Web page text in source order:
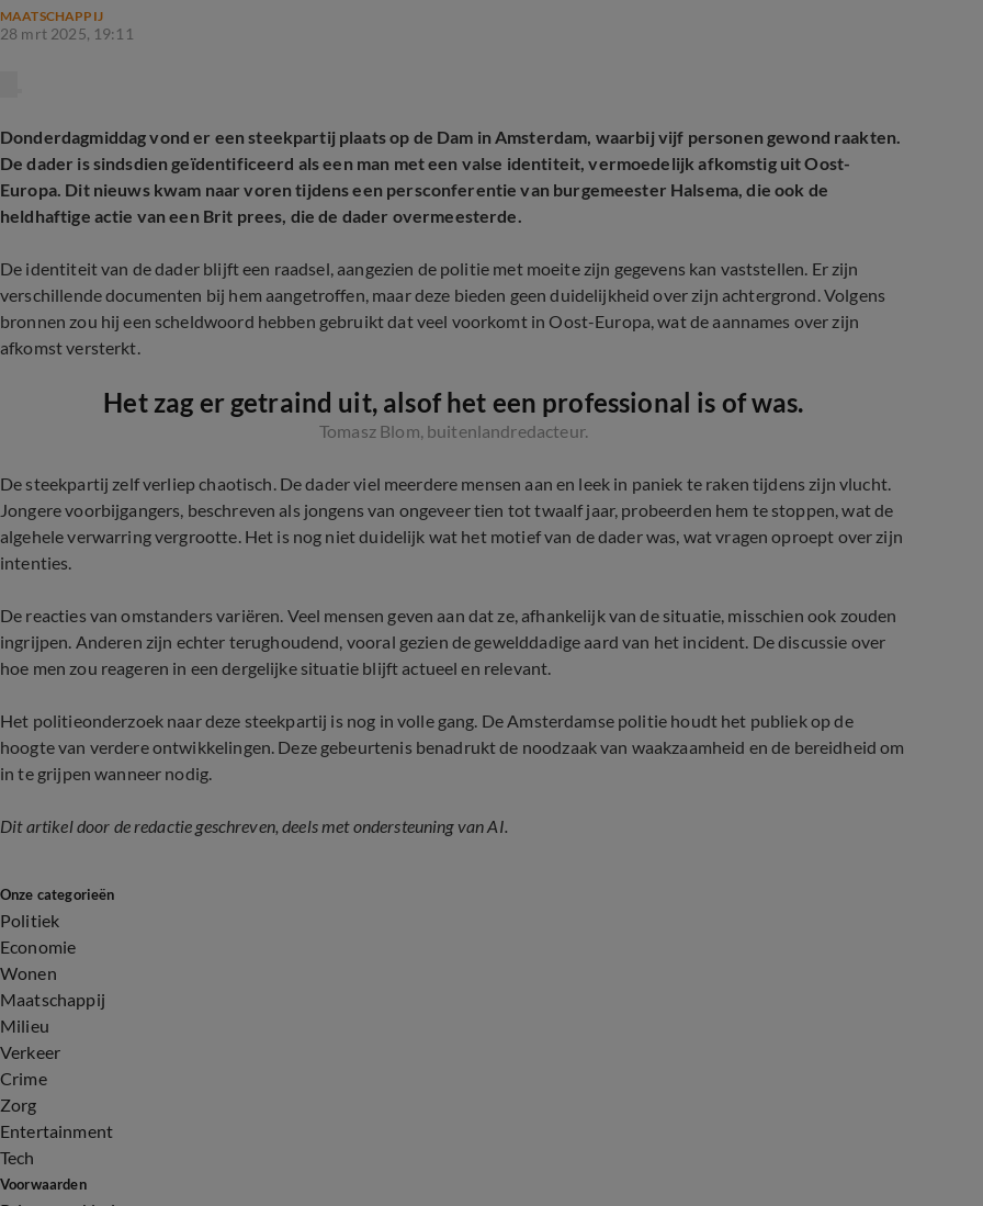
MAATSCHAPPIJ
28 mrt 2025, 19:11
Donderdagmiddag vond er een steekpartij plaats op de Dam in Amsterdam, waarbij vijf personen gewond raakten.
De dader is sindsdien geïdentificeerd als een man met een valse identiteit, vermoedelijk afkomstig uit Oost-
Europa. Dit nieuws kwam naar voren tijdens een persconferentie van burgemeester Halsema, die ook de
heldhaftige actie van een Brit prees, die de dader overmeesterde.
De identiteit van de dader blijft een raadsel, aangezien de politie met moeite zijn gegevens kan vaststellen. Er zijn
verschillende documenten bij hem aangetroffen, maar deze bieden geen duidelijkheid over zijn achtergrond. Volgens
bronnen zou hij een scheldwoord hebben gebruikt dat veel voorkomt in Oost-Europa, wat de aannames over zijn
afkomst versterkt.
Het zag er getraind uit, alsof het een professional is of was.
Tomasz Blom, buitenlandredacteur.
De steekpartij zelf verliep chaotisch. De dader viel meerdere mensen aan en leek in paniek te raken tijdens zijn vlucht.
Jongere voorbijgangers, beschreven als jongens van ongeveer tien tot twaalf jaar, probeerden hem te stoppen, wat de
algehele verwarring vergrootte. Het is nog niet duidelijk wat het motief van de dader was, wat vragen oproept over zijn
intenties.
De reacties van omstanders variëren. Veel mensen geven aan dat ze, afhankelijk van de situatie, misschien ook zouden
ingrijpen. Anderen zijn echter terughoudend, vooral gezien de gewelddadige aard van het incident. De discussie over
hoe men zou reageren in een dergelijke situatie blijft actueel en relevant.
Het politieonderzoek naar deze steekpartij is nog in volle gang. De Amsterdamse politie houdt het publiek op de
hoogte van verdere ontwikkelingen. Deze gebeurtenis benadrukt de noodzaak van waakzaamheid en de bereidheid om
in te grijpen wanneer nodig.
Dit artikel door de redactie geschreven, deels met ondersteuning van AI.
Onze categorieën
Politiek
Economie
Wonen
Maatschappij
Milieu
Verkeer
Crime
Zorg
Entertainment
Tech
Voorwaarden